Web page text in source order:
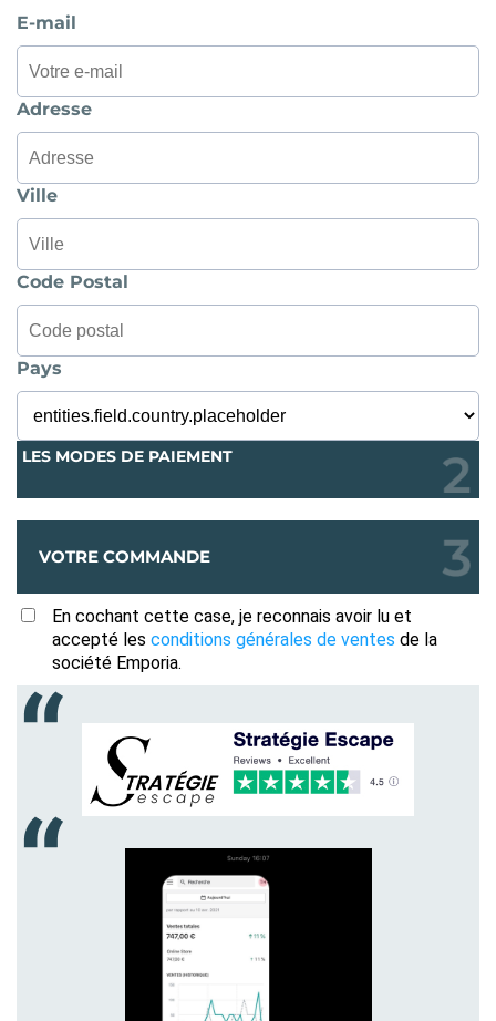
E-mail
Adresse
Ville
Code Postal
Pays
LES MODES DE PAIEMENT
VOTRE COMMANDE
En cochant cette case, je reconnais avoir lu et
accepté les conditions générales de ventes de la
société Emporia.